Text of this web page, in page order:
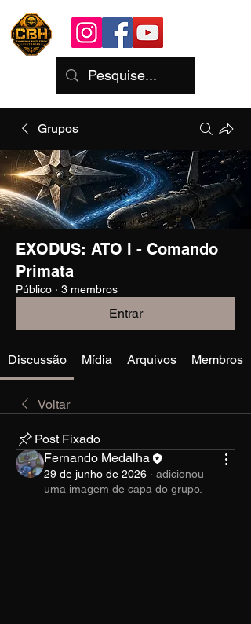
Grupos
EXODUS: ATO I - Comando
Primata
Público · 3 membros
Entrar
Discussão Mídia Arquivos Membros
Voltar
Post Fixado
Fernando Medalha
29 de junho de 2026 · adicionou
uma imagem de capa do grupo.